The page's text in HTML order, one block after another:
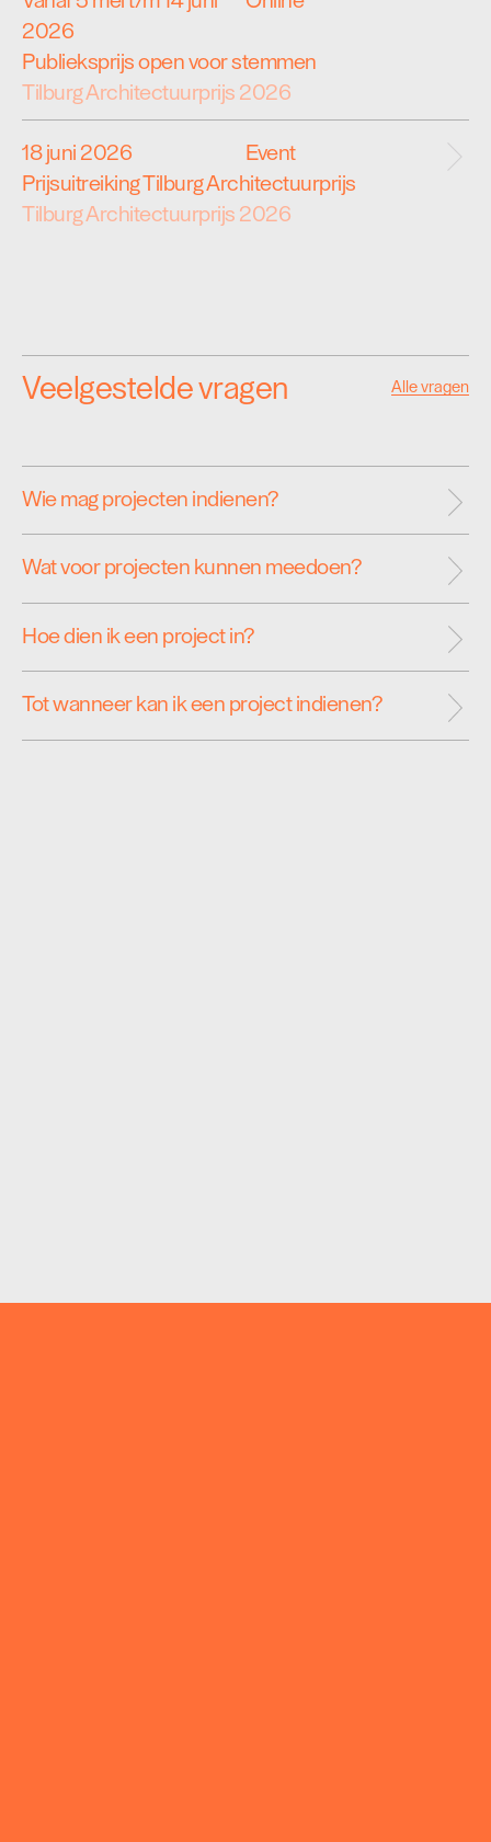
2026
Publieksprijs open voor stemmen
Tilburg Architectuurprijs 2026
18 juni 2026
Event
Prijsuitreiking Tilburg Architectuurprijs
Tilburg Architectuurprijs 2026
Veelgestelde vragen Alle vragen
Wie mag projecten indienen?
Wat voor projecten kunnen meedoen?
Hoe dien ik een project in?
Tot wanneer kan ik een project indienen?